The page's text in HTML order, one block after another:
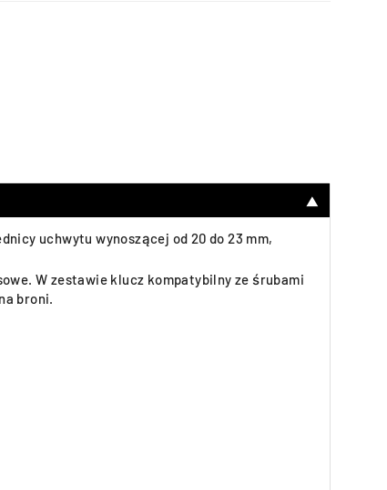
▼
uchwytu wynoszącej od 20 do 23 mm,
W zestawie klucz kompatybilny ze śrubami
broni.